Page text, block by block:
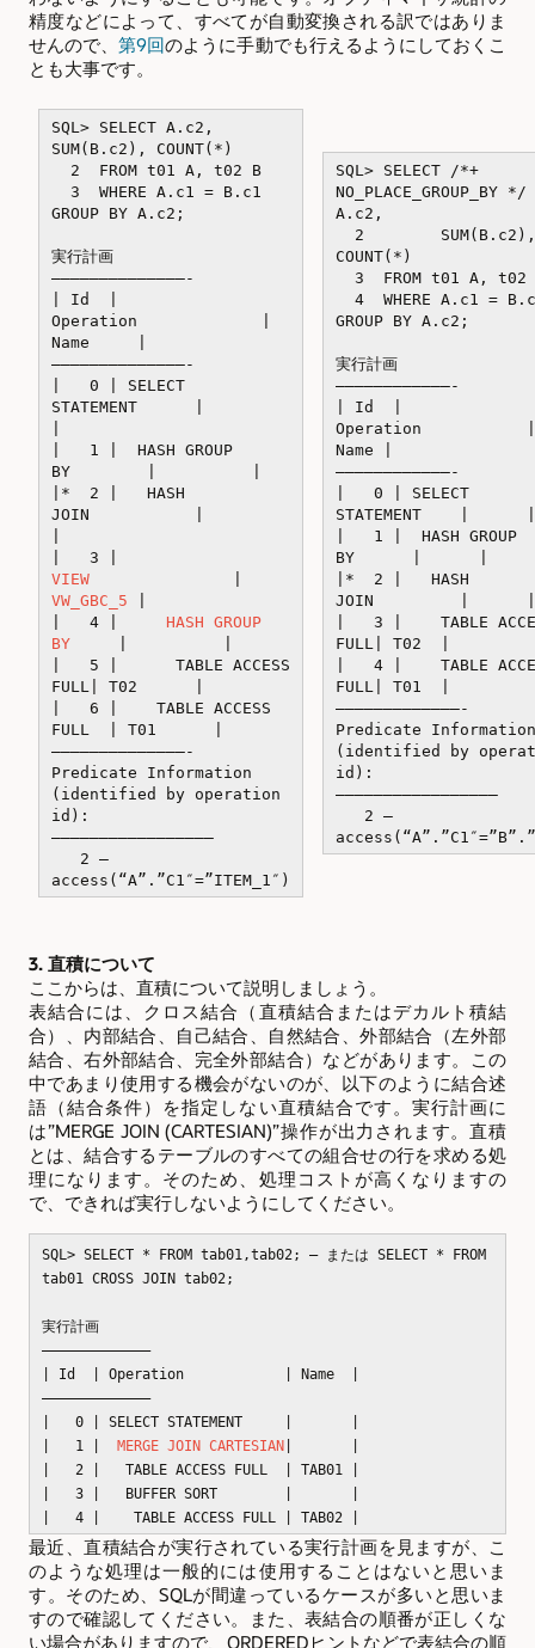
精度などによって、すべてが自動変換される訳ではありま
せんので、第9回のように手動でも行えるようにしておくこ
とも大事です。
SQL> SELECT A.c2,
SUM(B.c2), COUNT(*)
2 FROM t01 A, t02 B
3 WHERE A.c1 = B.c1
GROUP BY A.c2;
実行計画
——————————————-
| Id |
Operation |
Name |
——————————————-
| 0 | SELECT
STATEMENT |
| 1 | HASH GROUP
BY | |
|* 2 | HASH
JOIN |
| 3 |
VIEW
VW_GBC_5
| 4 | HASH GROUP
BY
| 5 | TABLE ACCESS
FULL| T02 |
| 6 | TABLE ACCESS
FULL | T01 |
——————————————-
Predicate Information
(identified by operation
id):
—————————————————
2 –
access(“A”.”C1″=”ITEM_1″)
SQL> SELECT /*+
NO_PLACE_GROUP_BY */
A.c2,
2 SUM(B.c2),
COUNT(*)
3 FROM t01 A, t02
4 WHERE A.c1 =
GROUP BY A.c2;
実行計画
————————————-
| Id |
Operation |
Name |
————————————-
| 0 | SELECT
STATEMENT | |
| 1 | HASH GROUP
BY | |
|* 2 | HASH
JOIN | |
| 3 | TABLE
FULL| T02 |
| 4 | TABLE
FULL| T01 |
—————————————-
Predicate Information
(identified by
id):
—————————————————
2 –
3. 直積について
ここからは、直積について説明しましょう。
表結合には、クロス結合（直積結合またはデカルト積結
合）、内部結合、自己結合、自然結合、外部結合（左外部
結合、右外部結合、完全外部結合）などがあります。この
中であまり使用する機会がないのが、以下のように結合述
語（結合条件）を指定しない直積結合です。実行計画に
は”MERGE JOIN (CARTESIAN)”操作が出力されます。直積
とは、結合するテーブルのすべての組合せの行を求める処
理になります。そのため、処理コストが高くなりますの
で、できれば実行しないようにしてください。
SQL> SELECT * FROM tab01,tab02; — または SELECT * FROM
tab01 CROSS JOIN tab02;
実行計画
————————————–
| Id | Operation | Name |
————————————–
| 0 | SELECT STATEMENT | |
| 1 | MERGE JOIN CARTESIAN
| 2 | TABLE ACCESS FULL | TAB01 |
| 3 | BUFFER SORT | |
| 4 | TABLE ACCESS FULL | TAB02 |
最近、直積結合が実行されている実行計画を見ますが、こ
のような処理は一般的には使用することはないと思いま
す。そのため、SQLが間違っているケースが多いと思いま
すので確認してください。また、表結合の順番が正しくな
い場合がありますので、ORDEREDヒントなどで表結合の順